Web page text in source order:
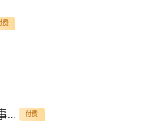
费
2024年中学突发性安全事故应急预案 付费